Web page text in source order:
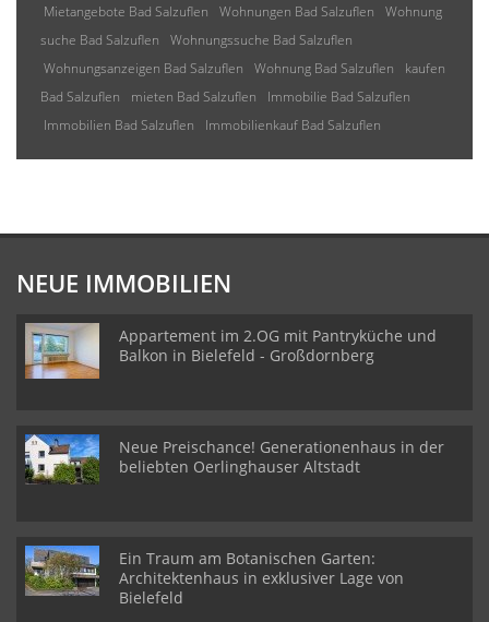
Mietangebote Bad Salzuflen
Wohnungen Bad Salzuflen
Wohnung
suche Bad Salzuflen
Wohnungssuche Bad Salzuflen
Wohnungsanzeigen Bad Salzuflen
Wohnung Bad Salzuflen
kaufen
Bad Salzuflen
mieten Bad Salzuflen
Immobilie Bad Salzuflen
Immobilien Bad Salzuflen
Immobilienkauf Bad Salzuflen
NEUE IMMOBILIEN
Appartement im 2.OG mit Pantryküche und
Balkon in Bielefeld - Großdornberg
Neue Preischance! Generationenhaus in der
beliebten Oerlinghauser Altstadt
Ein Traum am Botanischen Garten:
Architektenhaus in exklusiver Lage von
Bielefeld